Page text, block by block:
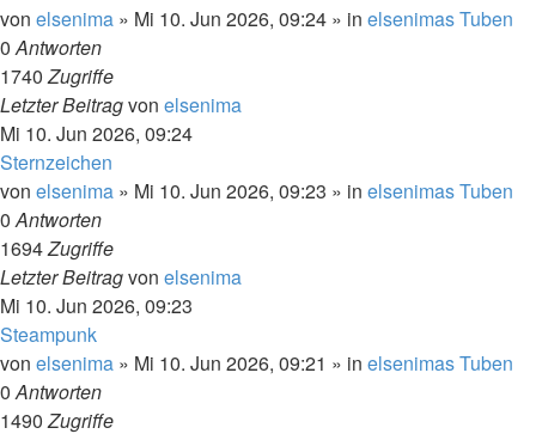
von elsenima » Mi 10. Jun 2026, 09:24 » in elsenimas Tuben
0Antworten
1740Zugriffe
Letzter Beitragvon elsenima
Mi 10. Jun 2026, 09:24
Sternzeichen
von elsenima » Mi 10. Jun 2026, 09:23 » in elsenimas Tuben
0Antworten
1694Zugriffe
Letzter Beitragvon elsenima
Mi 10. Jun 2026, 09:23
Steampunk
von elsenima » Mi 10. Jun 2026, 09:21 » in elsenimas Tuben
0Antworten
1490Zugriffe